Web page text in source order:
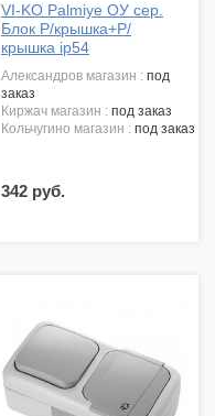
VI-KO Palmiye ОУ сер.
Блок Р/крышка+Р/
крышка ip54
александров магазин : под
заказ
киржач магазин : под заказ
кольчугино магазин : под заказ
342 руб.